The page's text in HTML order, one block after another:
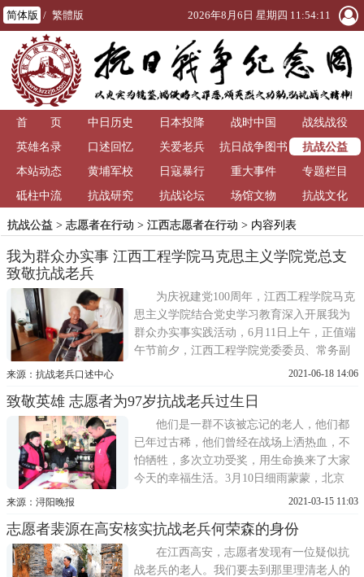
简体版 / 繁體版 2026年8月6日 星期四 11:54:12
首 页 中日历史 日本投降 战时中国
战线战役
英雄名录
口述回忆 关爱老兵
抗日战争图书
馆
抗战公益
本站动态
黄埔军校 日寇暴行 重大事件
专题栏目
砥柱中流
抗战研究 抗战论坛 场馆文物 抗战文化
抗战公益 > 志愿者在行动 > 江西志愿者在行动 > 内容列表
我为群众办实事 江西工程学院马克思主义学院党总支
致敬抗战老兵
为庆祝建党100周年，江西工程学院马克
思主义学院结合党史学习教育深入开展我为
群众办实事实践活动，6月11日上午，正值端
午节前夕，江西工程学院党委委员、常务副
校长兼马克思主义学院党总支书记、院长彭
表到二化小区96岁的牛明洲老兵家中开展走
访慰问活动，向牛老致以最崇高的敬意和诚
挚的问候，送去关怀和温暖
来源：抗战老兵口述中心 2021-06-18 14:06
致敬英雄 志愿者为97岁抗战老兵过生日
他们是一群不该被忘记的老人，他们都
已年过古稀，他们曾经在战场上洒热血，不
怕牺牲，多次立功受奖，用生命换来了大家
今天的幸福生活。3月10日细雨蒙蒙，北京
3A志愿者公社九江关爱抗战老兵小分队5名
新民村，为97岁高龄的抗战老兵高凯初过生
日，并将深圳龙越慈善基金会的一份关爱物
资送到老兵手中。志愿者为97岁
来源：浔阳晚报 2021-03-15 11:03
志愿者裴源在高安核实抗战老兵何荣森的身份
在江西高安，志愿者发现有一位疑似抗
战老兵的老人。我们要去到那里理清老人的